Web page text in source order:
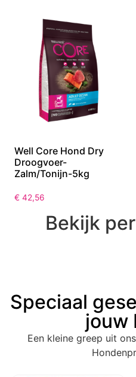
Well Core Hond Dry
Droogvoer-
Zalm/Tonijn-5kg
€ 42,56
Bekijk
Speciaal
jouw
Een kleine greep uit